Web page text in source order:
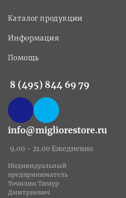
Каталог продукции
Информация
Помощь
8 (495) 844 69 79
info@migliorestore.ru
9.00 - 21.00 Ежедневно
Индивидуальный
предприниматель
Точилин Тимур
Дмитриевич